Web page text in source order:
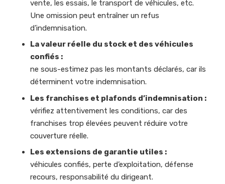
vente, les essais, le transport de véhicules, etc.
Une omission peut entraîner un refus
d’indemnisation.
La valeur réelle du stock et des véhicules
confiés :
ne sous-estimez pas les montants déclarés, car ils
déterminent votre indemnisation.
Les franchises et plafonds d’indemnisation :
vérifiez attentivement les conditions, car des
franchises trop élevées peuvent réduire votre
couverture réelle.
Les extensions de garantie utiles :
véhicules confiés, perte d’exploitation, défense
recours, responsabilité du dirigeant.